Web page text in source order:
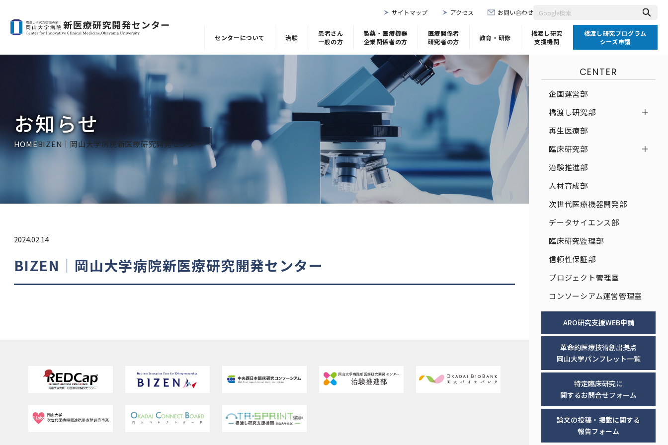
センターについて 治験
患者さん
一般の方
製薬・医療機器
企業関係者の方
医療関係者
研究者の方
教育・研修
橋渡し研究
支援機関
橋渡し研究プログラム
シーズ申請
サイトマップ アクセス お問い合わせ
お知らせ
HOMEBIZEN｜岡山大学病院新医療研究開発センター
2024.02.14
BIZEN｜岡山大学病院新医療研究開発センター
CENTER
企画運営部
橋渡し研究部
再生医療部
臨床研究部
治験推進部
人材育成部
次世代医療機器開発部
データサイエンス部
臨床研究監理部
信頼性保証部
プロジェクト管理室
コンソーシアム運営管理室
ARO研究支援WEB申請
革命的医療技術創出拠点
岡山大学パンフレット一覧
特定臨床研究に
関するお問合せフォーム
論文の投稿・掲載に関する
報告フォーム